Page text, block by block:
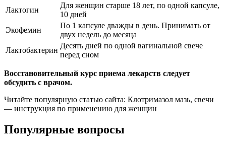
Лактогин
Для женщин старше 18 лет, по одной капсуле,
10 дней
Экофемин
По 1 капсуле дважды в день. Принимать от
двух недель до месяца
Лактобактерин
Десять дней по одной вагинальной свече
перед сном
Восстановительный курс приема лекарств следует
обсудить с врачом.
Читайте популярную статью сайта: Клотримазол мазь, свечи
— инструкция по применению для женщин
Популярные вопросы